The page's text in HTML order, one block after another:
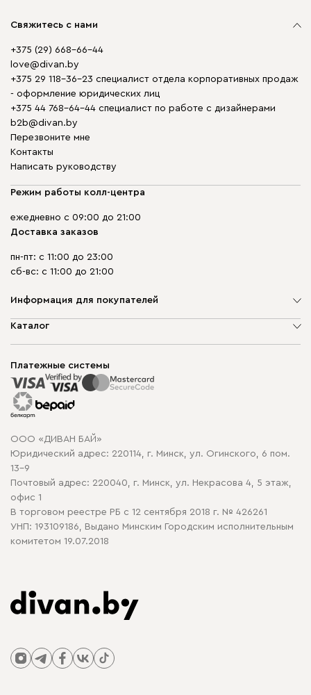
Свяжитесь с нами
+375 (29) 668-66-44
love@divan.by
+375 29 118-36-23 специалист отдела корпоративных продаж
- оформление юридических лиц
+375 44 768-64-44 специалист по работе с дизайнерами
b2b@divan.by
Перезвоните мне
Контакты
Написать руководству
Режим работы колл-центра
ежедневно с 09:00 до 21:00
Доставка заказов
пн-пт: с 11:00 до 23:00
сб-вс: с 11:00 до 21:00
Информация для покупателей
О компании
Способы оплаты
Рассрочка и кредит
Гарантия
Карта сайта
Политика конфиденциальности
Политика в отношении обработки cookie
Каталог
Корпусная мебель
Распродажа мебели
Платежные системы
ООО «ДИВАН БАЙ»
Юридический адрес: 220114, г. Минск, ул. Огинского, 6 пом.
13-9
Почтовый адрес: 220040, г. Минск, ул. Некрасова 4, 5 этаж,
офис 1
В торговом реестре РБ с 12 сентября 2018 г. № 426261
УНП: 193109186, Выдано Минским Городским исполнительным
комитетом 19.07.2018